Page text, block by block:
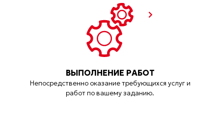
ВЫПОЛНЕНИЕ РАБОТ
Непосредственно оказание требующихся услуг и
работ по вашему заданию.